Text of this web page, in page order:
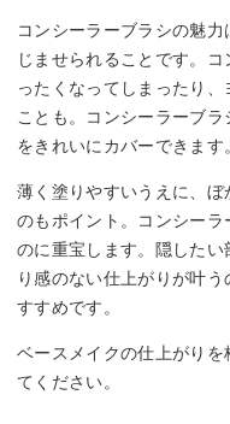
コンシーラーブラシの魅
じませられることです。
ったくなってしまったり
ことも。コンシーラーブ
をきれいにカバーできます
薄く塗りやすいうえに、
のもポイント。コンシー
のに重宝します。隠した
り感のない仕上がりが叶
すすめです。
ベースメイクの仕上がり
てください。